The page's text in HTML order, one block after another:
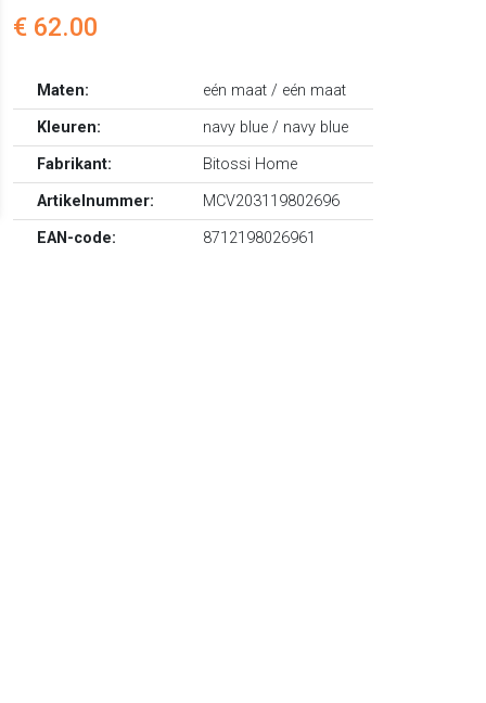
€ 62.00
Maten:
eén maat / eén maat
Kleuren:
navy blue / navy blue
Fabrikant:
Bitossi Home
Artikelnummer:
MCV203119802696
EAN-code:
8712198026961